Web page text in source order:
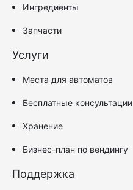
Ингредиенты
Запчасти
Услуги
Места для автоматов
Бесплатные консультации
Хранение
Бизнес-план по вендингу
Поддержка